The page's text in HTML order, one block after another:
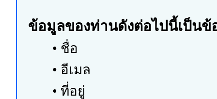
ข้อมูลของท่านดังต่อไปนี้เป็นข้
• ชื่อ
• อีเมล
• ที่อยู่